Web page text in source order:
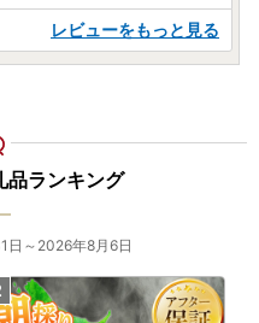
レビューをもっと見る
品ランキング
日～2026年8月6日